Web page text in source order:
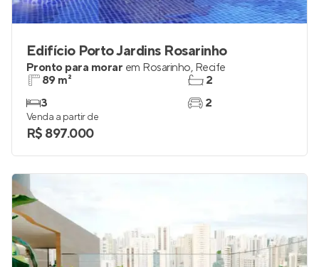
Edifício Porto Jardins Rosarinho
Pronto para morar em Rosarinho, Recife
89 m²
3
2
2
Venda a partir de
R$ 897.000